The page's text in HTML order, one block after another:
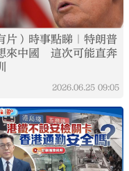
片）時事點睇｜特朗普
來中國 這次可能直奔
2026.06.25 09:05